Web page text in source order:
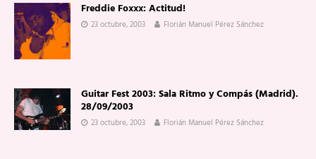
Freddie Foxxx: Actitud!
23 octubre, 2003 Florián Manuel Pérez Sánchez
Guitar Fest 2003: Sala Ritmo y Compás (Madrid).
28/09/2003
23 octubre, 2003 Florián Manuel Pérez Sánchez